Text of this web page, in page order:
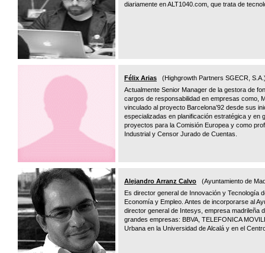
diariamente en ALT1040.com, que trata de
Félix Arias (Highgrowth Partners SGECR,
Actualmente Senior Manager de la gestora de
cargos de responsabilidad en empresas como,
vinculado al proyecto Barcelona’92 desde sus
especializadas en planificación estratégica y en
proyectos para la Comisión Europea y como
Industrial y Censor Jurado de Cuentas.
Alejandro Arranz Calvo (Ayuntamiento de
Es director general de Innovación y Tecnología
Economía y Empleo. Antes de incorporarse al
director general de Intesys, empresa madrileña
grandes empresas: BBVA, TELEFONICA
Urbana en la Universidad de Alcalá y en el